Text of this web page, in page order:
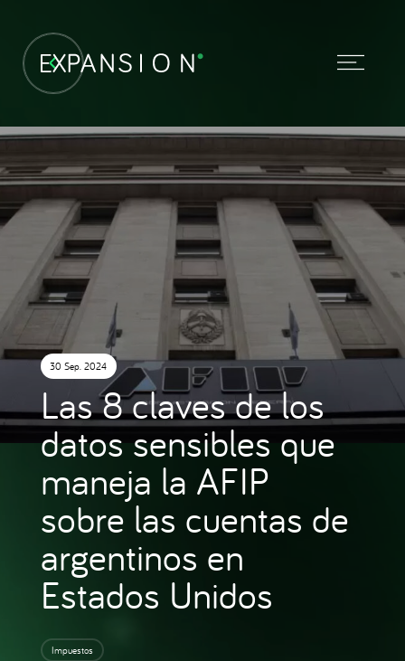
30 Sep. 2024
Las 8 claves de los
datos sensibles que
maneja la AFIP
sobre las cuentas de
argentinos en
Estados Unidos
Impuestos